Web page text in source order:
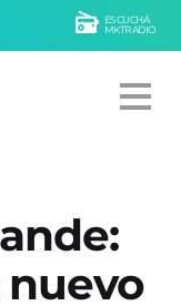
ESCUCHÁ
MKTRADIO